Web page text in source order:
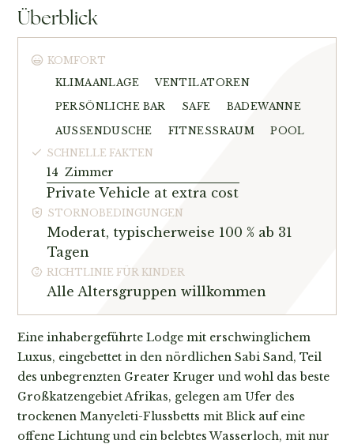
Überblick
KOMFORT
KLIMAANLAGE
VENTILATOREN
PERSÖNLICHE BAR SAFE BADEWANNE
AUSSENDUSCHE FITNESSRAUM
POOL
SCHNELLE FAKTEN
14 Zimmer
Private Vehicle at extra cost
STORNOBEDINGUNGEN
Moderat, typischerweise 100 % ab 31
Tagen
RICHTLINIE FÜR KINDER
Alle Altersgruppen willkommen
Eine inhabergeführte Lodge mit erschwinglichem
Luxus, eingebettet in den nördlichen Sabi Sand, Teil
des unbegrenzten Greater Kruger und wohl das beste
Großkatzengebiet Afrikas, gelegen am Ufer des
trockenen Manyeleti-Flussbetts mit Blick auf eine
offene Lichtung und ein belebtes Wasserloch, mit nur